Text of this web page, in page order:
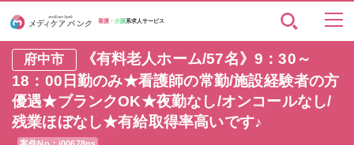
看護・介護系求人サービス
府中市
《有料老人ホーム/57名》9：30～
18：00日勤のみ★看護師の常勤/施設経験者の方
優遇★ブランクOK★夜勤なし/オンコールなし/
残業ほぼなし★有給取得率高いです♪
案件No：j00678ns